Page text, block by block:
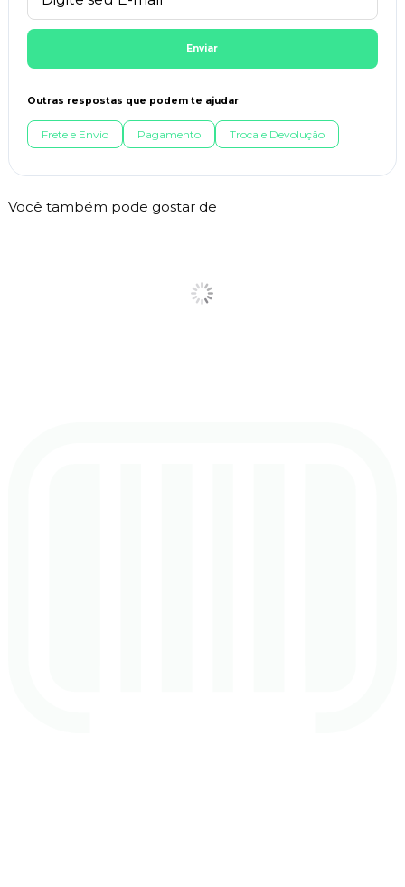
Enviar
Outras respostas que podem te ajudar
Frete e Envio Pagamento Troca e Devolução
Você também pode gostar de